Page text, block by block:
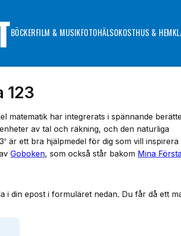
BÖCKERFILM & MUSIKFOTOHÄLSOKOSTHUS & HEM
123
matematik har integrerats i spännande
av tal och räkning, och den naturliga
är ett bra hjälpmedel för dig som vill
Goboken, som också står bakom Mina
i din epost i formuläret nedan. Du får då ett